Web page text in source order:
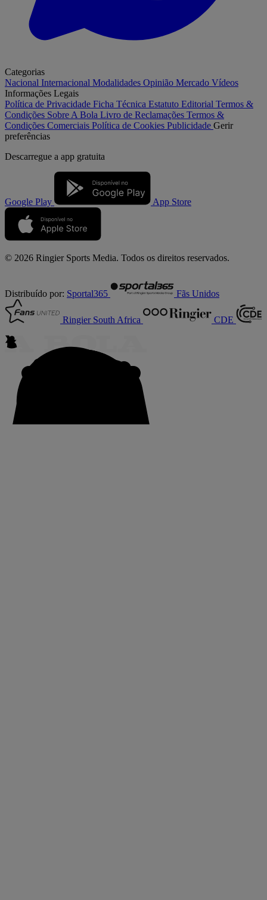
Categorias
Nacional Internacional Modalidades Opinião Mercado Vídeos
Informações Legais
Política de Privacidade Ficha Técnica Estatuto Editorial Termos &
Condições Sobre A Bola Livro de Reclamações Termos &
Condições Comerciais Política de Cookies Publicidade Gerir
preferências
Descarregue a app gratuita
Google Play App Store
© 2026 Ringier Sports Media. Todos os direitos reservados.
Distribuído por: Sportal365 Fãs Unidos
Ringier South Africa CDE